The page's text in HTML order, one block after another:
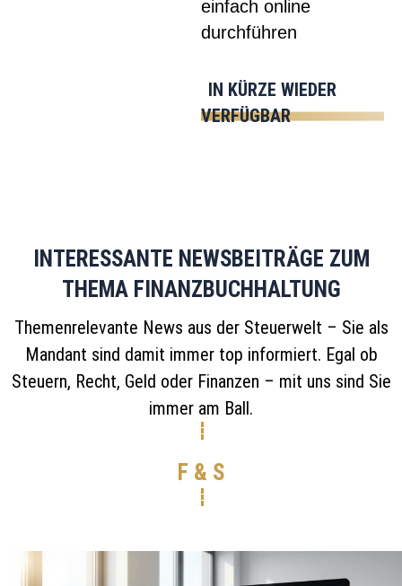
einfach online
durchführen
IN KÜRZE WIEDER
VERFÜGBAR
INTERESSANTE NEWSBEITRÄGE ZUM
THEMA FINANZBUCHHALTUNG
Themenrelevante News aus der Steuerwelt – Sie als
Mandant sind damit immer top informiert. Egal ob
Steuern, Recht, Geld oder Finanzen – mit uns sind Sie
immer am Ball.
F & S